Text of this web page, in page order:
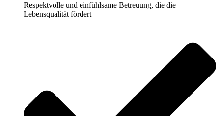
Respektvolle und einfühlsame Betreuung, die die
Lebensqualität fördert